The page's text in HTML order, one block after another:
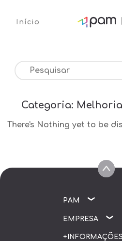
Início
Categoria:
There's Nothing yet to be
PAM
Metas
Serviços
EMPRESA
Quem Somos
+INFORMAÇÕES